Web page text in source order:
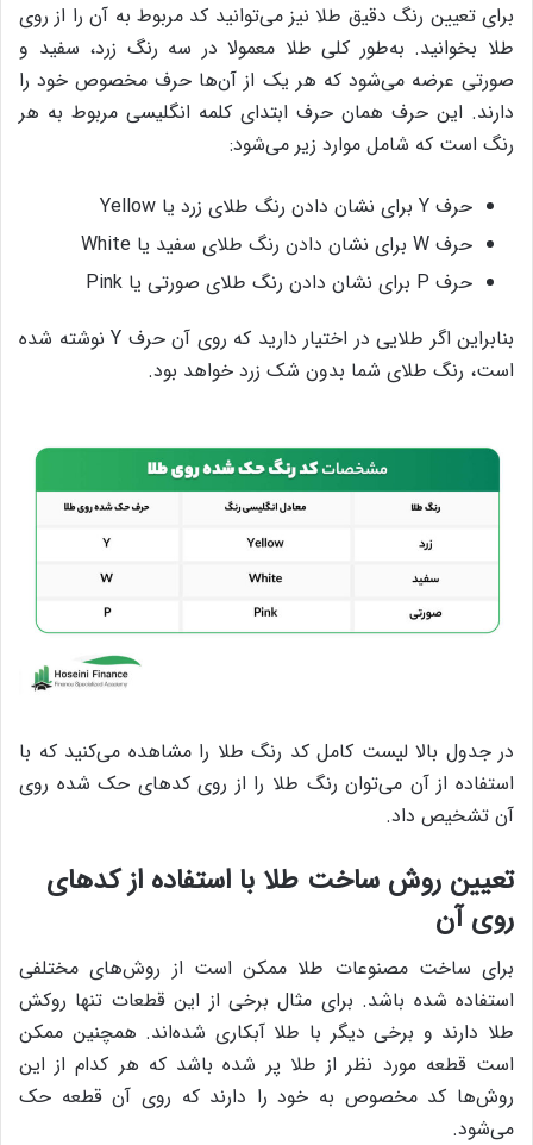
برای تعیین رنگ دقیق طلا نیز می‌توانید کد مربوط به آن را از روی
طلا بخوانید. به‌طور کلی طلا معمولا در سه رنگ زرد، سفید و
صورتی عرضه می‌شود که هر یک از آن‌ها حرف مخصوص خود را
دارند. این حرف همان حرف ابتدای کلمه انگلیسی مربوط به هر
رنگ است که شامل موارد زیر می‌شود:
حرف Y برای نشان دادن رنگ طلای زرد یا Yellow
حرف W برای نشان دادن رنگ طلای سفید یا White
حرف P برای نشان دادن رنگ طلای صورتی یا Pink
بنابراین اگر طلایی در اختیار دارید که روی آن حرف Y نوشته شده
است، رنگ طلای شما بدون شک زرد خواهد بود.
در جدول بالا لیست کامل کد رنگ طلا را مشاهده می‌کنید که با
استفاده از آن می‌توان رنگ طلا را از روی کدهای حک شده روی
آن تشخیص داد.
تعیین روش ساخت طلا با استفاده از کدهای
روی آن
برای ساخت مصنوعات طلا ممکن است از روش‌های مختلفی
استفاده شده باشد. برای مثال برخی از این قطعات تنها روکش
طلا دارند و برخی دیگر با طلا آبکاری شده‌اند. همچنین ممکن
است قطعه‌ مورد نظر از طلا پر شده باشد که هر کدام از این
روش‌ها کد مخصوص به خود را دارند که روی آن قطعه حک
می‌شود.